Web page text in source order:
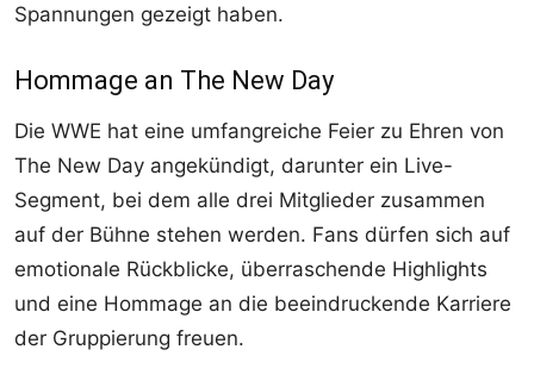
Spannungen gezeigt haben.
Hommage an The New Day
Die WWE hat eine umfangreiche Feier zu Ehren von
The New Day angekündigt, darunter ein Live-
Segment, bei dem alle drei Mitglieder zusammen
auf der Bühne stehen werden. Fans dürfen sich auf
emotionale Rückblicke, überraschende Highlights
und eine Hommage an die beeindruckende Karriere
der Gruppierung freuen.